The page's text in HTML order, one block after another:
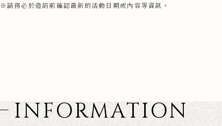
請務必於造訪前確認最新的活動日期或內容等資訊。
INFORMATION